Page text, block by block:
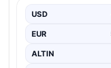
USD
EUR
ALTIN